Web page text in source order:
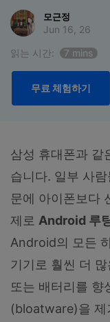
플랜 및 가격
도움말 센터
폴 툴킷 보기 >
모바일
온라인
더 보기
닥터폰 하이라이트
사용 방법은 무엇입
고객 지원 센터
리소스
다운로드 센터
공식 설치 파일 및 최
리소스 허브
3,000개 이상의 사
고객 지원
🔓️온라인 잠금 해제
iOS26 다운그레이드
검색하기
모근정
Jun 16, 26
읽는 시간:
7 mins
무료 체험하기
삼성 휴대폰과 같
습니다. 일부 사
문에 아이폰보다
제로 Android 루
Android의 모든
기기로 훨씬 더
또는 배터리를 향
(bloatware)을 제